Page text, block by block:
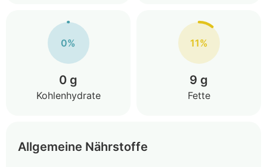
0%
0 g
Kohlenhydrate
11%
9 g
Fette
Allgemeine Nährstoffe